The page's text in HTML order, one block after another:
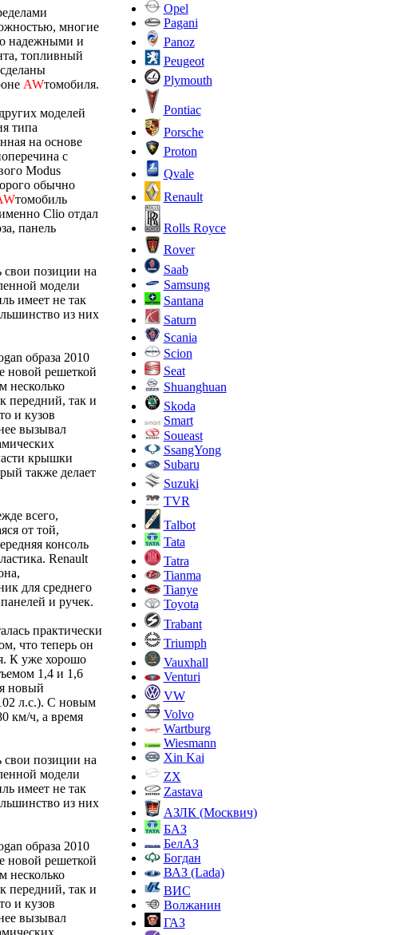
многие
надежными и
топливный
AWтомобиля.
моделей
типа
на основе
с
Modus
обычно
томобиль
Clio отдал
панель
свои позиции на
модели
имеет не так
из них
образа 2010
новой решеткой
несколько
передний, так и
и кузов
вызывал
крышки
также делает
всего,
от той,
консоль
Renault
для среднего
и ручек.
практически
что теперь он
К уже хорошо
1,4 и 1,6
новый
л.с.). С новым
км/ч, а время
свои позиции на
модели
имеет не так
из них
образа 2010
новой решеткой
несколько
передний, так и
и кузов
вызывал
Opel
Pagani
Panoz
Peugeot
Plymouth
Pontiac
Porsche
Proton
Qvale
Renault
Rolls Royce
Rover
Saab
Samsung
Santana
Saturn
Scania
Scion
Seat
Shuanghuan
Skoda
Smart
Soueast
SsangYong
Subaru
Suzuki
TVR
Talbot
Tata
Tatra
Tianma
Tianye
Toyota
Trabant
Triumph
Vauxhall
Venturi
VW
Volvo
Wartburg
Wiesmann
Xin Kai
ZX
Zastava
АЗЛК (Москвич)
БАЗ
БелАЗ
Богдан
ВАЗ (Lada)
ВИС
Волжанин
ГАЗ